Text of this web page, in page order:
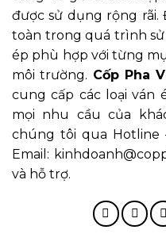
được sử dụng rộng rãi.
toàn trong quá trình sử
ép phù hợp với từng
môi trường. Cốp Pha
cung cấp các loại ván
mọi nhu cầu của
chúng tôi qua Hotline
Email:
và hỗ trợ.